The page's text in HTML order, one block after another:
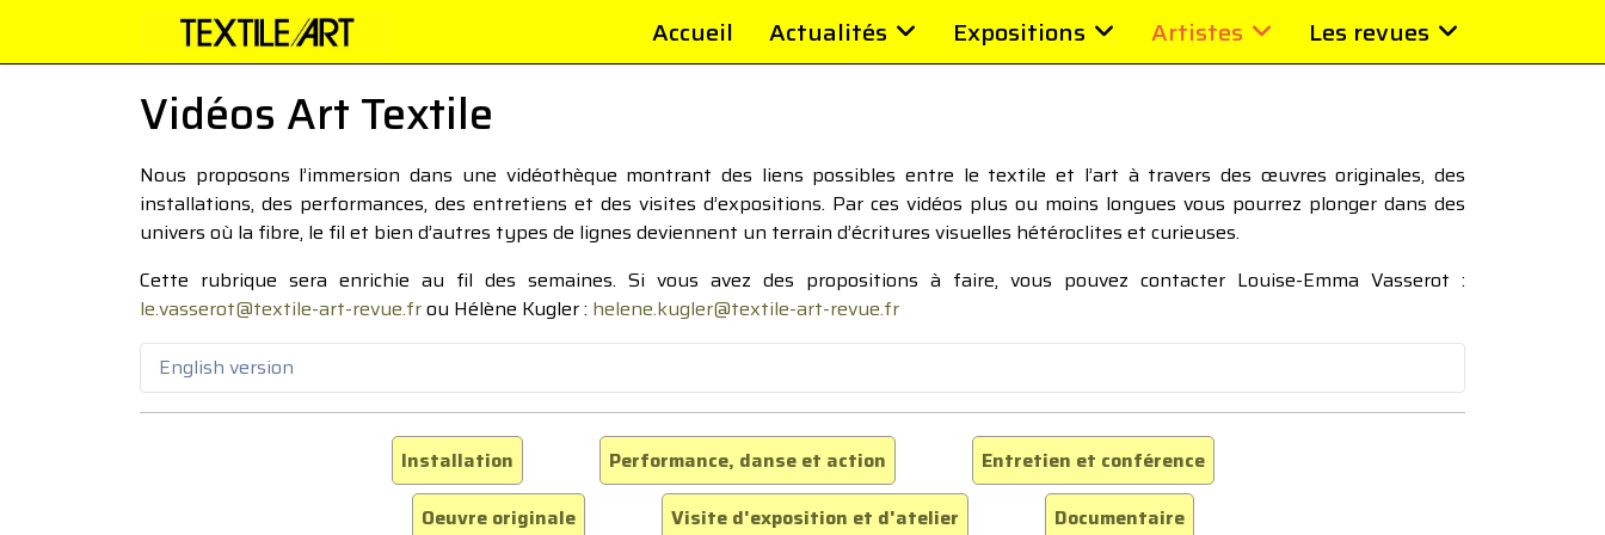
Accueil Actualités Expositions Artistes Les revues
Vidéos Art Textile
Nous proposons l’immersion dans une vidéothèque montrant des liens possibles entre le textile et l’art à travers des œuvres originales, des
installations, des performances, des entretiens et des visites d’expositions. Par ces vidéos plus ou moins longues vous pourrez plonger dans des
univers où la fibre, le fil et bien d’autres types de lignes deviennent un terrain d’écritures visuelles hétéroclites et curieuses.
Cette rubrique sera enrichie au fil des semaines. Si vous avez des propositions à faire, vous pouvez contacter Louise-Emma Vasserot :
le.vasserot@textile-art-revue.frou Hélène Kugler : helene.kugler@textile-art-revue.fr
English version
Installation Performance, danse et action
Entretien et conférence
Oeuvre originale
Visite d'exposition et d'atelier Documentaire